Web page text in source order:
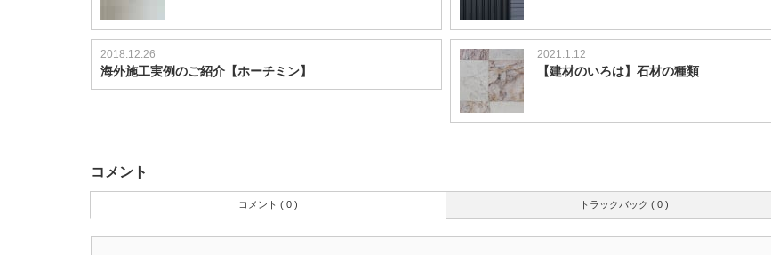
2018.12.26
海外施工実例のご紹介【ホーチミン】
2021.1.12
【建材のいろは】石材の種類
コメント
トラックバック ( 0 )
コメント ( 0 )